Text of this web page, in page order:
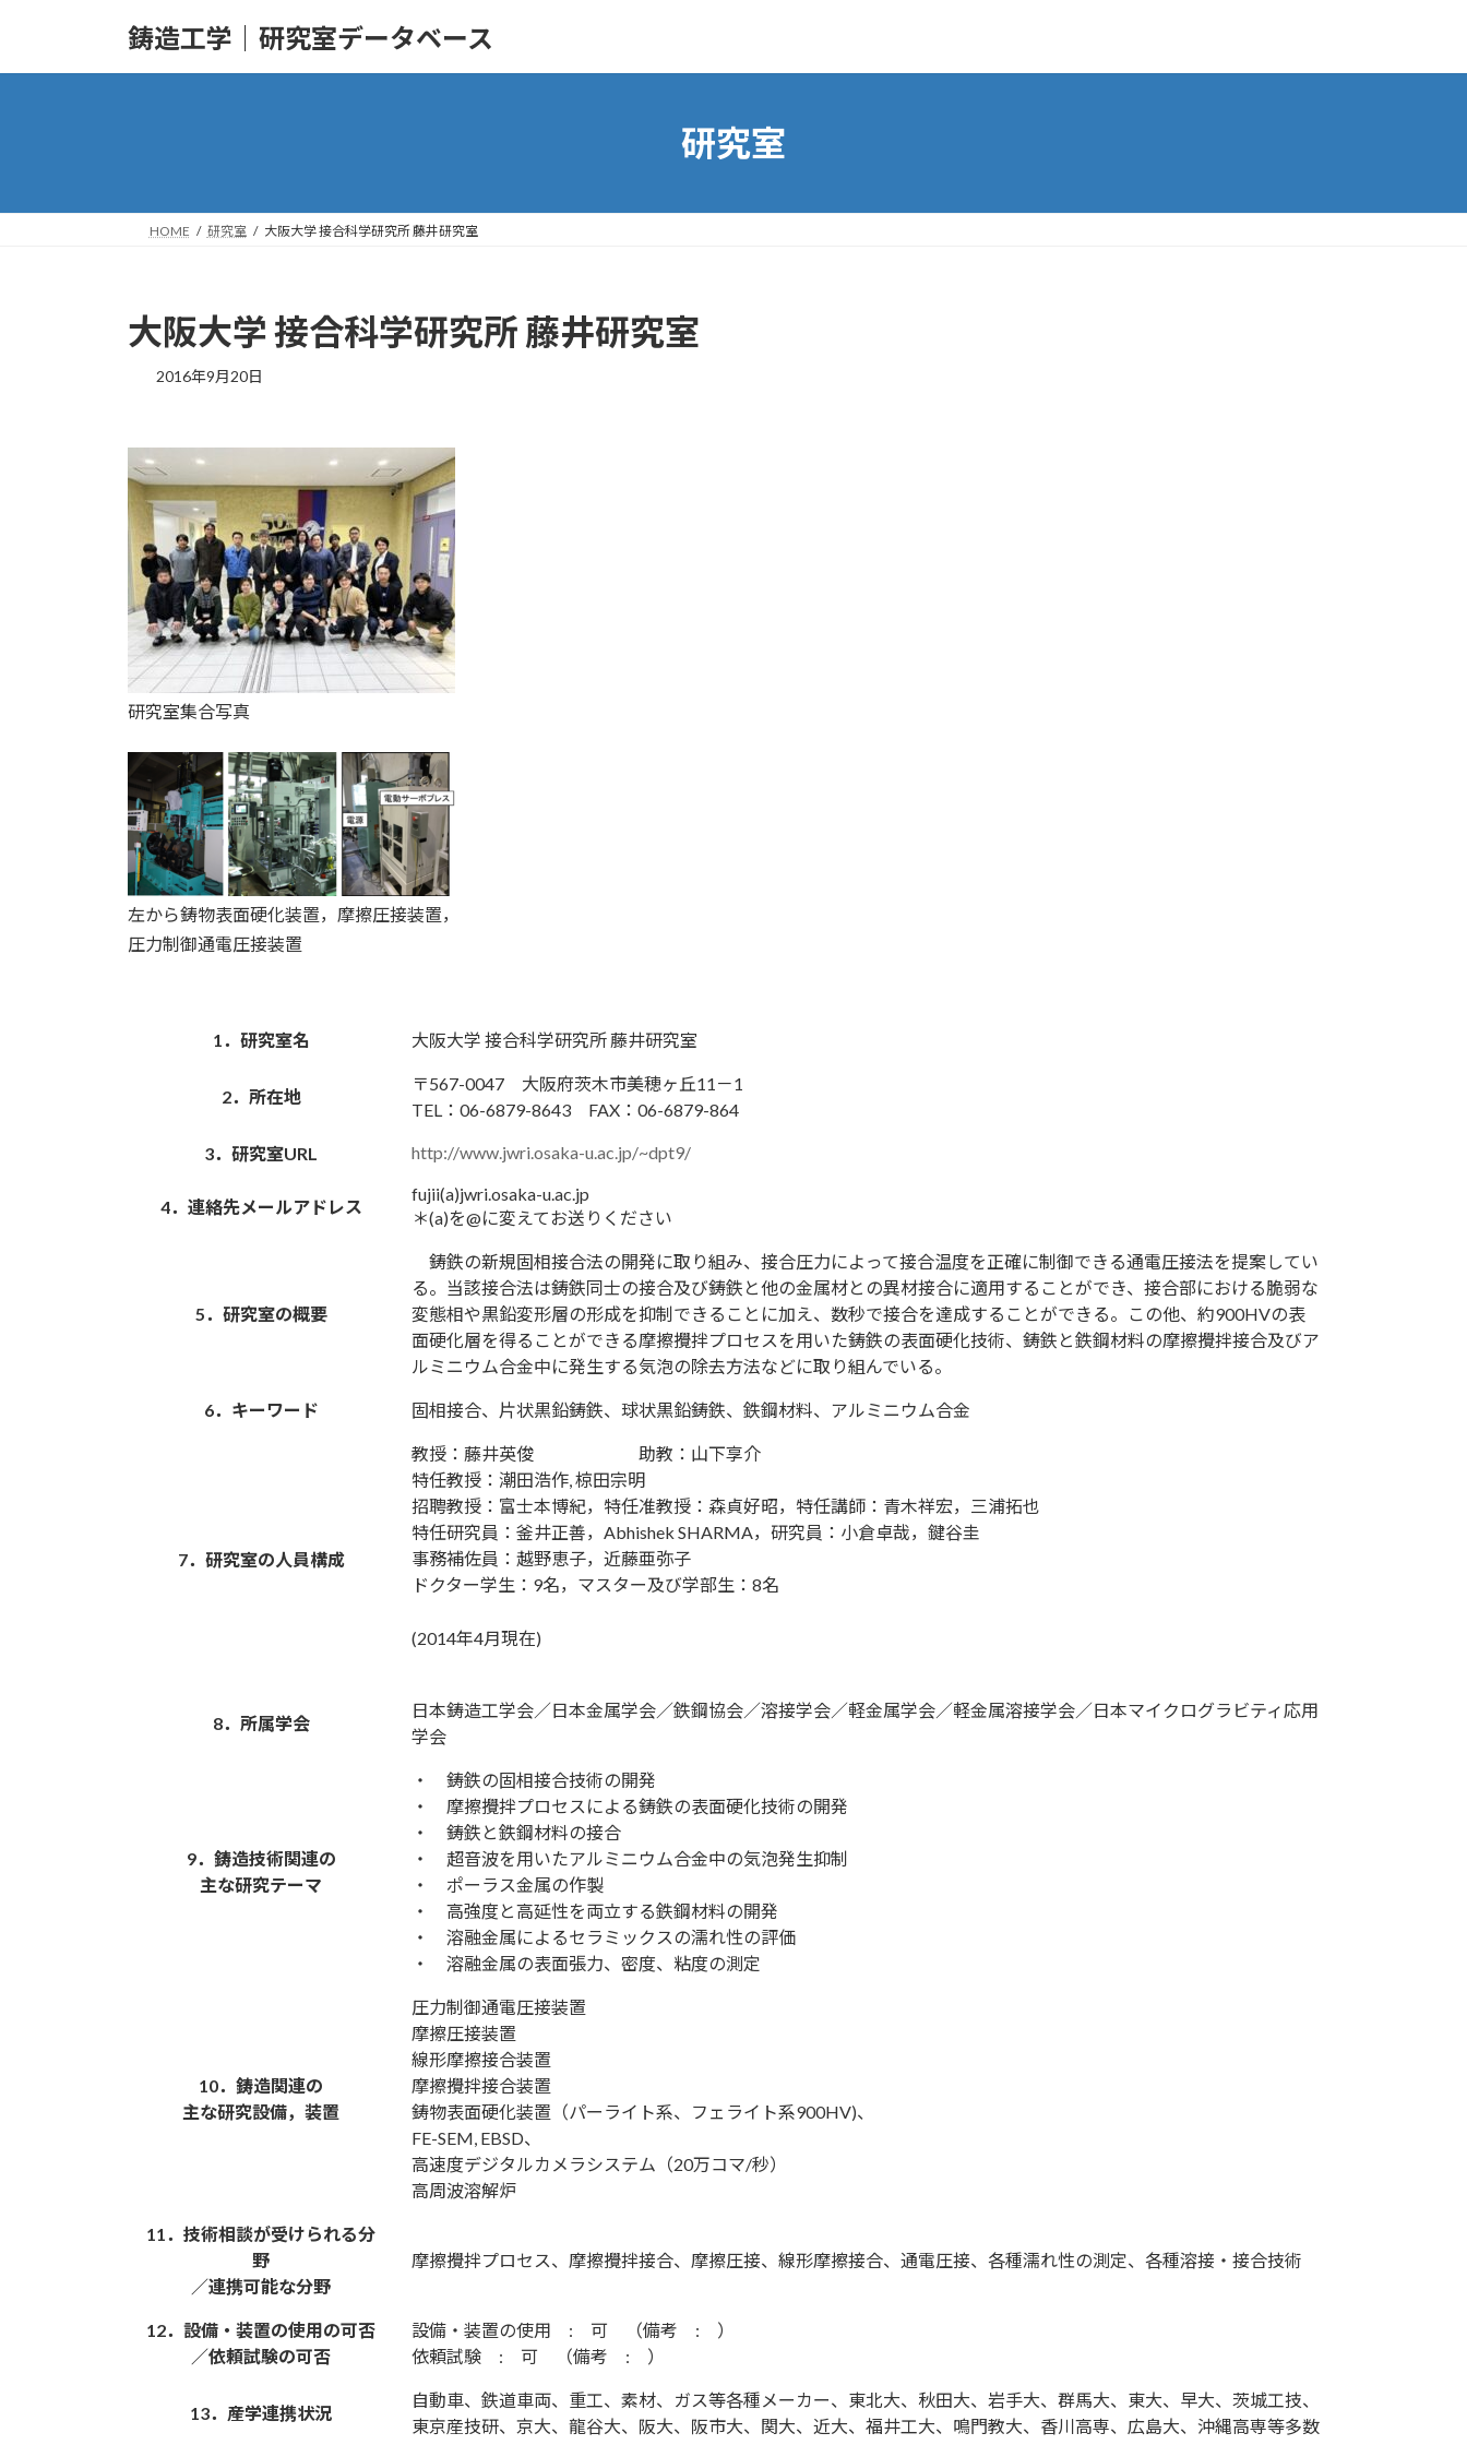
鋳造工学｜研究室データベース
研究室
HOME 研究室 大阪大学 接合科学研究所 藤井研究室
大阪大学 接合科学研究所 藤井研究室
2016年9月20日
研究室集合写真
左から鋳物表面硬化装置，摩擦圧接装置，
圧力制御通電圧接装置
1．研究室名 大阪大学 接合科学研究所 藤井研究室
2．所在地
〒567-0047 大阪府茨木市美穂ヶ丘11－1
TEL：06-6879-8643 FAX：06-6879-864
3．研究室URL http://www.jwri.osaka-u.ac.jp/~dpt9/
4．連絡先メールアドレス
fujii(a)jwri.osaka-u.ac.jp
＊(a)を@に変えてお送りください
5．研究室の概要
鋳鉄の新規固相接合法の開発に取り組み、接合圧力によって接合温度を正確に制御できる通電圧接法を提案してい
る。当該接合法は鋳鉄同士の接合及び鋳鉄と他の金属材との異材接合に適用することができ、接合部における脆弱な
変態相や黒鉛変形層の形成を抑制できることに加え、数秒で接合を達成することができる。この他、約900HVの表
面硬化層を得ることができる摩擦攪拌プロセスを用いた鋳鉄の表面硬化技術、鋳鉄と鉄鋼材料の摩擦攪拌接合及びア
ルミニウム合金中に発生する気泡の除去方法などに取り組んでいる。
6．キーワード 固相接合、片状黒鉛鋳鉄、球状黒鉛鋳鉄、鉄鋼材料、アルミニウム合金
7．研究室の人員構成
教授：藤井英俊 助教：山下享介
特任教授：潮田浩作, 椋田宗明
招聘教授：富士本博紀，特任准教授：森貞好昭，特任講師：青木祥宏，三浦拓也
特任研究員：釜井正善，Abhishek SHARMA，研究員：小倉卓哉，鍵谷圭
事務補佐員：越野恵子，近藤亜弥子
ドクター学生：9名，マスター及び学部生：8名
(2014年4月現在)
8．所属学会
日本鋳造工学会／日本金属学会／鉄鋼協会／溶接学会／軽金属学会／軽金属溶接学会／日本マイクログラビティ応用
学会
9．鋳造技術関連の
主な研究テーマ
・ 鋳鉄の固相接合技術の開発
・ 摩擦攪拌プロセスによる鋳鉄の表面硬化技術の開発
・ 鋳鉄と鉄鋼材料の接合
・ 超音波を用いたアルミニウム合金中の気泡発生抑制
・ ポーラス金属の作製
・ 高強度と高延性を両立する鉄鋼材料の開発
・ 溶融金属によるセラミックスの濡れ性の評価
・ 溶融金属の表面張力、密度、粘度の測定
10．鋳造関連の
主な研究設備，装置
圧力制御通電圧接装置
摩擦圧接装置
線形摩擦接合装置
摩擦攪拌接合装置
鋳物表面硬化装置（パーライト系、フェライト系900HV)、
FE-SEM, EBSD、
高速度デジタルカメラシステム（20万コマ/秒）
高周波溶解炉
11．技術相談が受けられる分
野
／連携可能な分野
摩擦攪拌プロセス、摩擦攪拌接合、摩擦圧接、線形摩擦接合、通電圧接、各種濡れ性の測定、各種溶接・接合技術
12．設備・装置の使用の可否
／依頼試験の可否
設備・装置の使用 : 可 （備考 : ）
依頼試験 : 可 （備考 : ）
13．産学連携状況
自動車、鉄道車両、重工、素材、ガス等各種メーカー、東北大、秋田大、岩手大、群馬大、東大、早大、茨城工技、
東京産技研、京大、龍谷大、阪大、阪市大、関大、近大、福井工大、鳴門教大、香川高専、広島大、沖縄高専等多数